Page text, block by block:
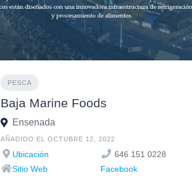
PESCA
Baja Marine Foods
Ensenada
AÑADIDO EL OCTUBRE 12, 2022
Ubicación
646 151 0228
Sitio Web
Facebook